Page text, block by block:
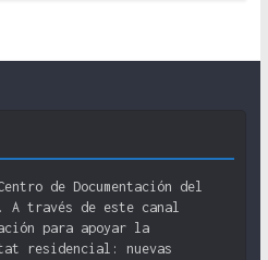
de Documentación del
través de este canal
para apoyar la
residencial: nuevas